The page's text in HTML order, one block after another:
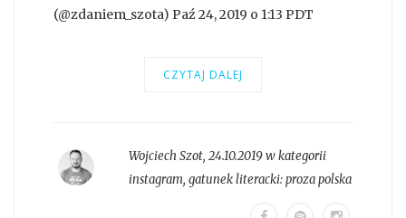
(@zdaniem_szota) Paź 24, 2019 o 1:13 PDT
CZYTAJ DALEJ
Wojciech Szot, 24.10.2019 w kategorii
instagram, gatunek literacki:proza polska